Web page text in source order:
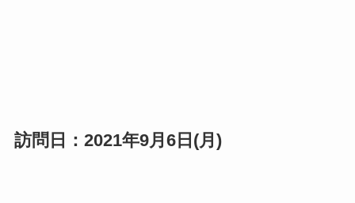
訪問日：2021年9月6日(月)